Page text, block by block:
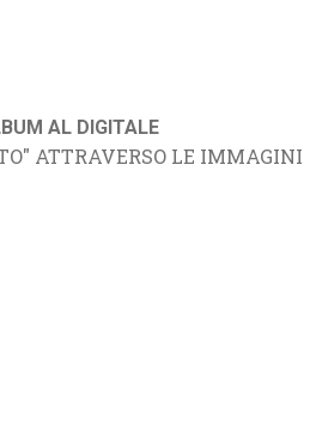
AL DIGITALE
ATTRAVERSO LE IMMAGINI